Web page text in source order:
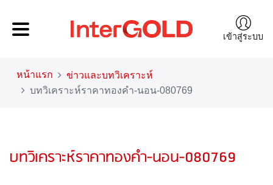
เข้าสู่ระบบ
หน้าแรก
ข่าวและบทวิเคราะห์
บทวิเคราะห์ราคาทองคำ-นอน-080769
บทวิเคราะห์ราคาทองคำ-นอน-080769